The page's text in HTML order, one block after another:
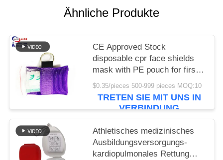
Ähnliche Produkte
CE Approved Stock
disposable cpr face shields
mask with PE pouch for first
aid emergency device product
$0.35/pieces 500-999 pieces MOQ:10
TRETEN SIE MIT UNS IN
VERBINDUNG
Athletisches medizinisches
Ausbildungsversorgungs-
kardiopulmonales Rettung